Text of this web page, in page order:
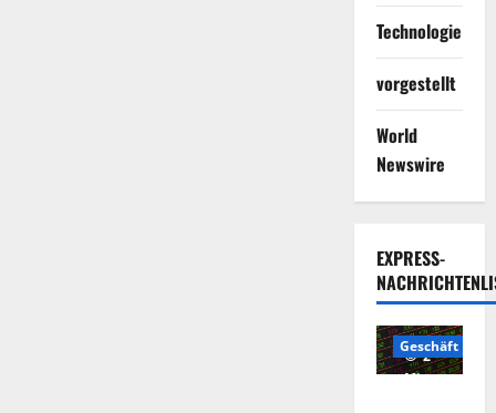
Technologie
vorgestellt
World
Newswire
EXPRESS-
2
Minuten
Geschäft